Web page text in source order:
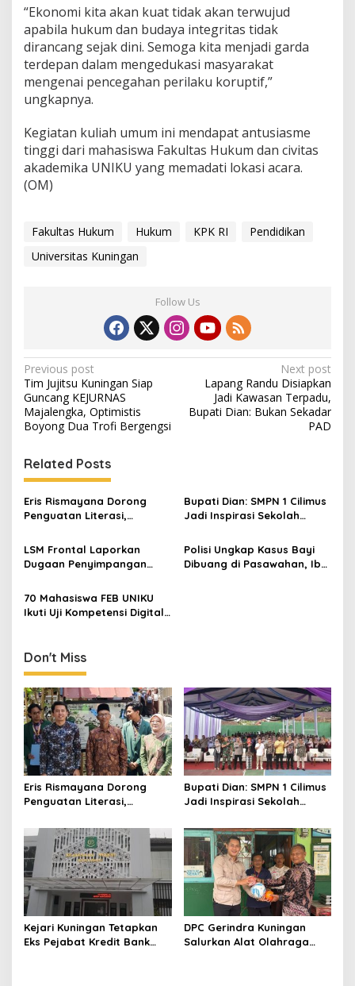
“Ekonomi kita akan kuat tidak akan terwujud
apabila hukum dan budaya integritas tidak
dirancang sejak dini. Semoga kita menjadi garda
terdepan dalam mengedukasi masyarakat
mengenai pencegahan perilaku koruptif,”
ungkapnya.
Kegiatan kuliah umum ini mendapat antusiasme
tinggi dari mahasiswa Fakultas Hukum dan civitas
akademika UNIKU yang memadati lokasi acara.
(OM)
Fakultas Hukum Hukum KPK RI
Pendidikan
Universitas Kuningan
Follow Us
Post
navigation
Previous post
Tim Jujitsu Kuningan Siap
Guncang KEJURNAS
Majalengka, Optimistis
Boyong Dua Trofi Bergengsi
Next post
Lapang Randu Disiapkan
Jadi Kawasan Terpadu,
Bupati Dian: Bukan Sekadar
PAD
Related Posts
Eris Rismayana Dorong
Penguatan Literasi,
KKN UIN Sunan Kalijaga di
Sagaranten
Bupati Dian: SMPN 1 Cilimus
Jadi Inspirasi Sekolah
Momentum Cetak Generasi
Emas
LSM Frontal Laporkan
Dugaan Penyimpangan
ke KPK, Uha: APBD Bukan
Dana Talangan Pejabat
Polisi Ungkap Kasus Bayi
Dibuang di Pasawahan, Ibu
70 Mahasiswa FEB UNIKU
Ikuti Uji Kompetensi Digital
Don't Miss
Eris Rismayana Dorong
Penguatan Literasi,
KKN UIN Sunan Kalijaga di
Sagaranten
Bupati Dian: SMPN 1 Cilimus
Jadi Inspirasi Sekolah
Momentum Cetak Generasi
Emas
Kejari Kuningan Tetapkan
Eks Pejabat Kredit Bank
DPC Gerindra Kuningan
Salurkan Alat Olahraga